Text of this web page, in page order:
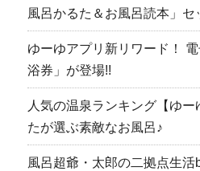
風呂かるた＆お風呂読本」セ
ゆーゆアプリ新リワード！
浴券」が登場!!
人気の温泉ランキング【ゆ
たが選ぶ素敵なお風呂♪
風呂超爺・太郎の二拠点生